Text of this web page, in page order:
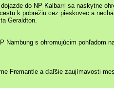
do NP Kalbarri sa naskytne
k pobrežiu cez pieskovec a
Geraldton.
Nambung s ohromujúcim pohľadom
Fremantle a ďaľšie zaujímavosti